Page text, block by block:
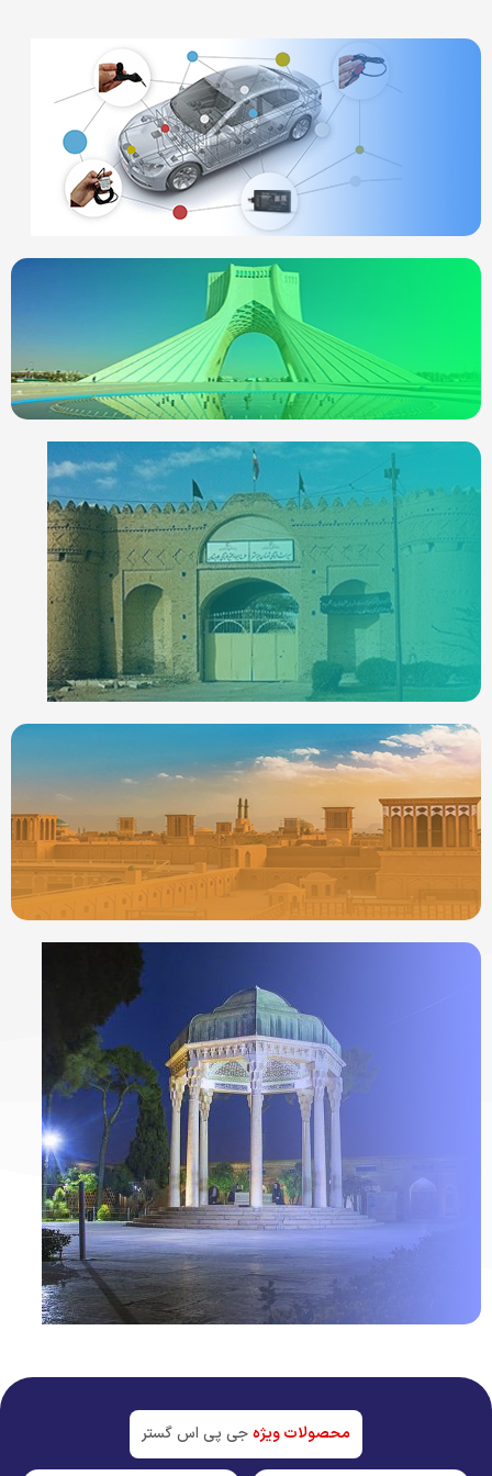
ردیاب خودرو در
ردیاب خودرو درایرانشهر
جدیدترین ردیابها
ردیاب خودرو درشیراز
محصولات ویژهجی پی اس گستر